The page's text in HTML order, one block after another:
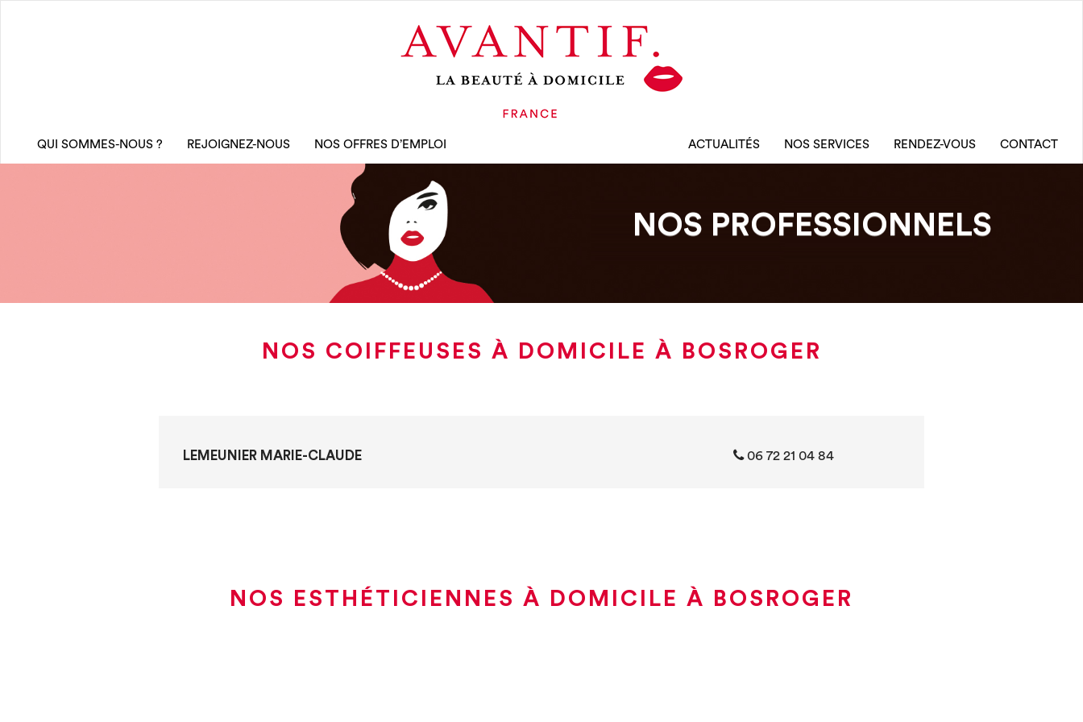
QUI SOMMES-NOUS ? REJOIGNEZ-NOUS NOS OFFRES D’EMPLOI ACTUALITÉS NOS SERVICES RENDEZ-VOUS CONTACT
NOS PROFESSIONNELS
NOS COIFFEUSES À DOMICILE À BOSROGER
LEMEUNIER MARIE-CLAUDE 06 72 21 04 84
NOS ESTHÉTICIENNES À DOMICILE À BOSROGER